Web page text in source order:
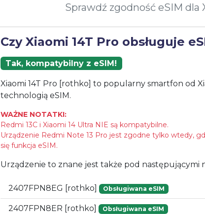
Sprawdź zgodność eSIM dla
Czy Xiaomi 14T Pro obsługuje
Tak, kompatybilny z eSIM!
Xiaomi 14T Pro [rothko] to popularny smartfon od
technologią eSIM.
WAŻNE NOTATKI:
Redmi 13C i Xiaomi 14 Ultra NIE są kompatybilne.
Urządzenie Redmi Note 13 Pro jest zgodne tylko wtedy,
się funkcja eSIM.
Urządzenie to znane jest także pod następującymi
2407FPN8EG [rothko] Obsługiwana eSIM
2407FPN8ER [rothko] Obsługiwana eSIM